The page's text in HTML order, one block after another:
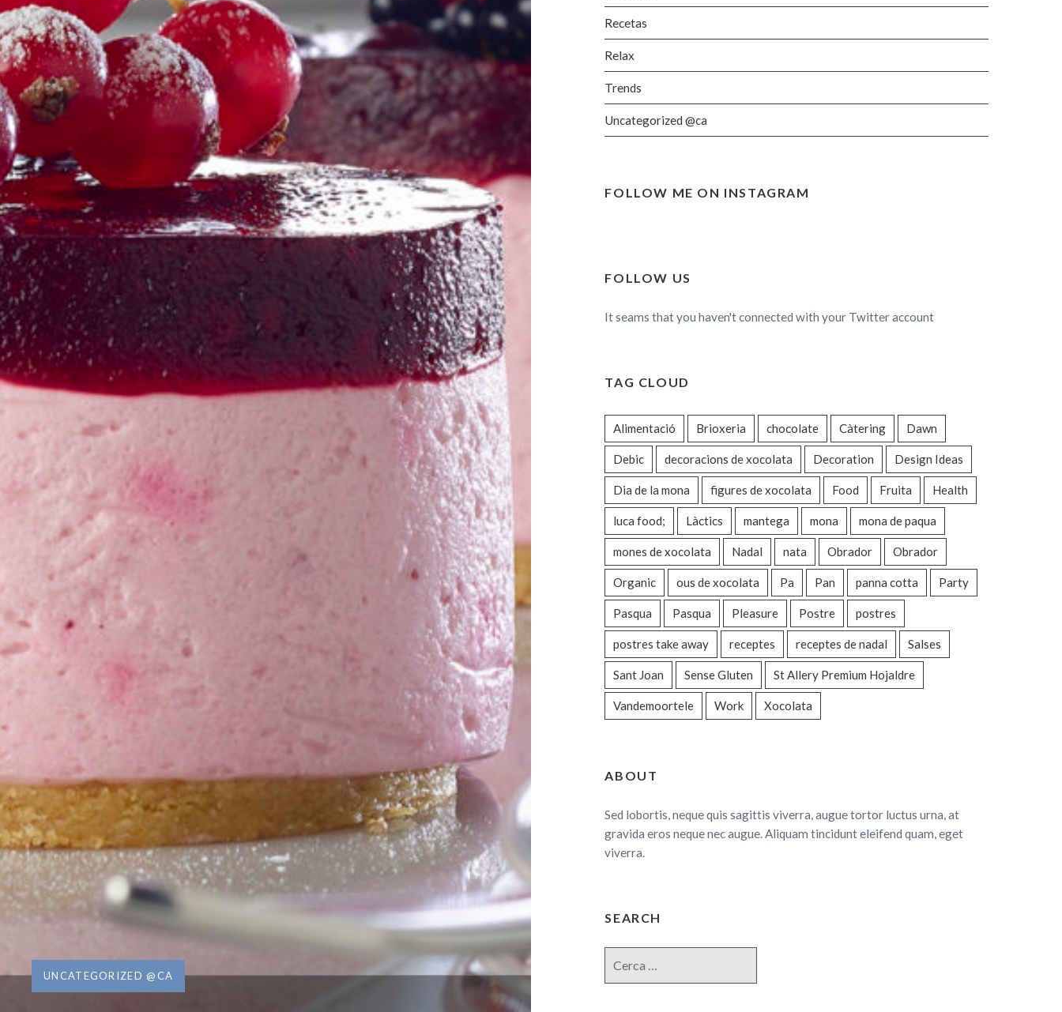
UNCATEGORIZED @CA
Recetas
Relax
Trends
Uncategorized @ca
FOLLOW ME ON INSTAGRAM
FOLLOW US
It seams that you haven't connected with your Twitter account
TAG CLOUD
Alimentació Brioxeria chocolate Càtering Dawn
Debic decoracions de xocolata Decoration Design Ideas
Dia de la mona figures de xocolata Food Fruita Health
luca food; Làctics mantega mona mona de paqua
mones de xocolata Nadal nata Obrador Obrador
Organic ous de xocolata Pa Pan panna cotta Party
Pasqua Pasqua Pleasure Postre postres
postres take away receptes receptes de nadal Salses
Sant Joan Sense Gluten St Allery Premium Hojaldre
Vandemoortele Work Xocolata
ABOUT
Sed lobortis, neque quis sagittis viverra, augue tortor luctus urna, at
gravida eros neque nec augue. Aliquam tincidunt eleifend quam, eget
viverra.
SEARCH